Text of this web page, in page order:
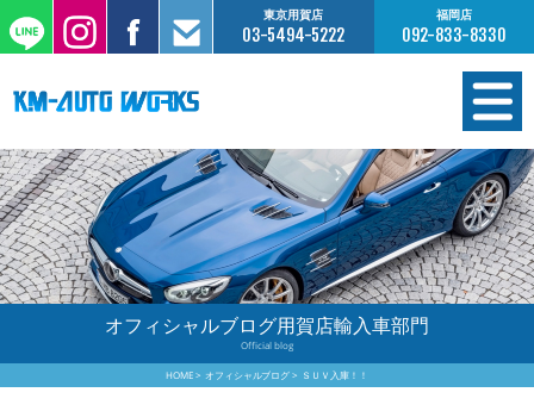
東京用賀店
03-5494-5222
福岡店
092-833-8330
在庫情報
オーダー販売
工場サービス
保証について
オフィシャルブログ用賀店輸入車部門
Official blog
HOME オフィシャルブログ ＳＵＶ入庫！！